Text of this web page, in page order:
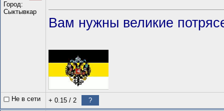
Город:
Сыктывкар
Вам нужны великие
Не в сети + 0.15 / 2 ?